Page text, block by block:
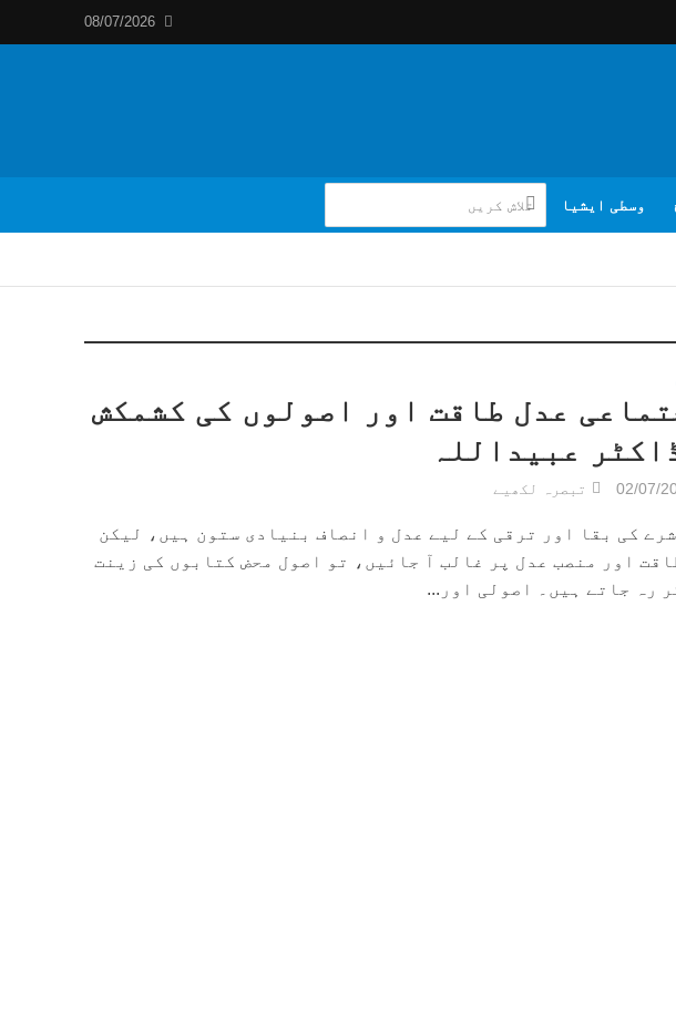
08/07/2026
وسطی ایشیا
عدل طاقت اور اصولوں کی کشمکش
عبیداللہ
02/07/ تبصرہ لکھیے
کی بقا اور ترقی کے لیے عدل و انصاف بنیادی ستون ہیں، لیکن
اور منصب عدل پر غالب آ جائیں، تو اصول محض کتابوں کی زینت
رہ جاتے ہیں۔ اصولی اور...